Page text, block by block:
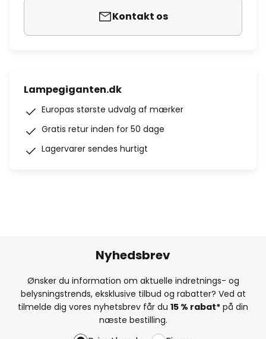
Kontakt os
Lampegiganten.dk
Europas største udvalg af mærker
Gratis retur inden for 50 dage
Lagervarer sendes hurtigt
Nyhedsbrev
Ønsker du information om aktuelle indretnings- og
belysningstrends, eksklusive tilbud og rabatter? Ved at
tilmelde dig vores nyhetsbrev får du 15 % rabat* på din
næste bestilling.